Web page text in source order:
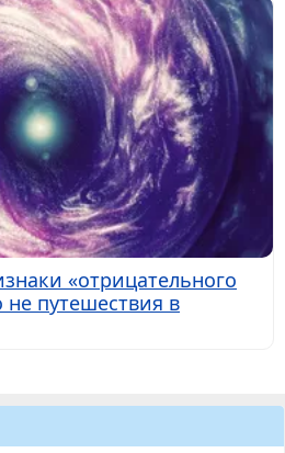
«отрицательного
путешествия в